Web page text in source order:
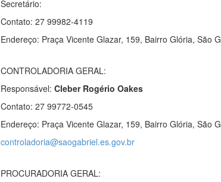
Secretário:
Contato: 27 99982-4119
Endereço: Praça Vicente Glazar, 159, Bairro Glória, São
CONTROLADORIA GERAL:
Responsável: Cleber Rogério Oakes
Contato: 27 99772-0545
Endereço: Praça Vicente Glazar, 159, Bairro Glória, São
controladoria@saogabriel.es.gov.br
PROCURADORIA GERAL: